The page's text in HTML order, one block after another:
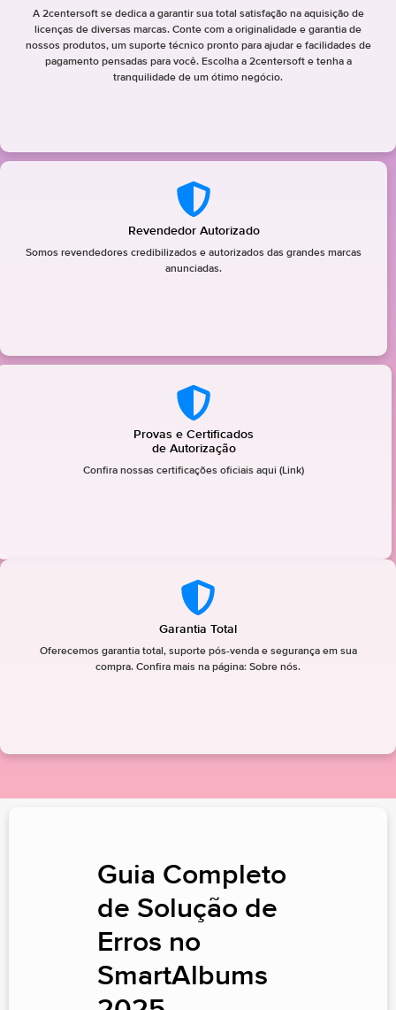
A 2centersoft se dedica a garantir sua total satisfação na aquisição de
licenças de diversas marcas. Conte com a originalidade e garantia de
nossos produtos, um suporte técnico pronto para ajudar e facilidades de
pagamento pensadas para você. Escolha a 2centersoft e tenha a
tranquilidade de um ótimo negócio.
Revendedor Autorizado
Somos revendedores credibilizados e autorizados das grandes marcas
anunciadas.
Provas e Certificados
de Autorização
Confira nossas certificações oficiais aqui (Link)
Garantia Total
Oferecemos garantia total, suporte pós-venda e segurança em sua
compra. Confira mais na página: Sobre nós.
Guia Completo
de Solução de
Erros no
SmartAlbums